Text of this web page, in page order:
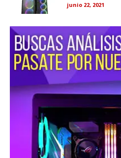
junio 22, 2021